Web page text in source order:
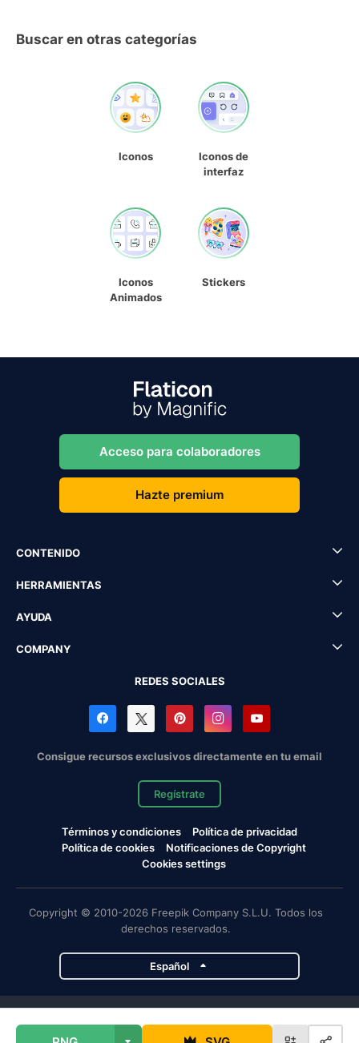
Buscar en otras categorías
Iconos
Iconos de
interfaz
Iconos
Animados
Stickers
Acceso para colaboradores
Hazte premium
CONTENIDO
HERRAMIENTAS
AYUDA
COMPANY
REDES SOCIALES
Consigue recursos exclusivos directamente en tu email
Regístrate
Términos y condiciones
Política de privacidad
Política de cookies
Notificaciones de Copyright
Cookies settings
Copyright © 2010-2026 Freepik Company S.L.U. Todos los
derechos reservados.
Español